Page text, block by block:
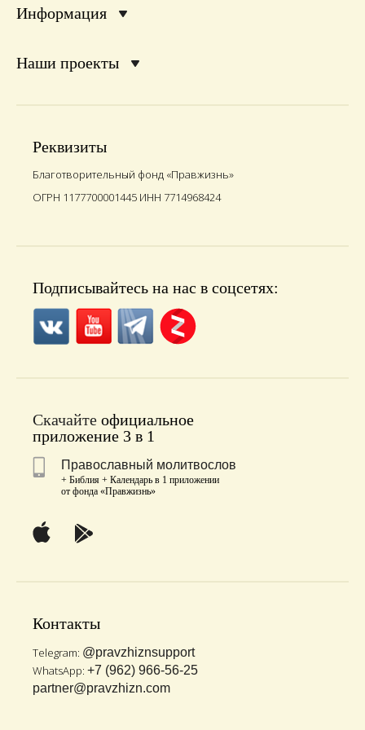
Информация
Наши проекты
Реквизиты
Благотворительный фонд «Правжизнь»
ОГРН 1177700001445 ИНН 7714968424
Подписывайтесь на нас в соцсетях:
Скачайте официальное
приложение 3 в 1
Православный молитвослов
+ Библия + Календарь в 1 приложении
от фонда «Правжизнь»
Контакты
Telegram: @pravzhiznsupport
WhatsApp: +7 (962) 966-56-25
partner@pravzhizn.com